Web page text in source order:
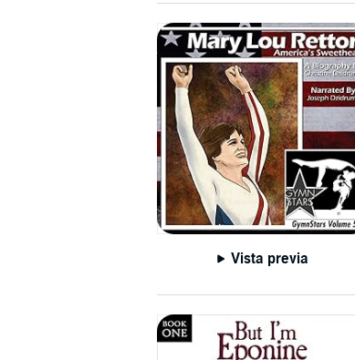
Vista previa